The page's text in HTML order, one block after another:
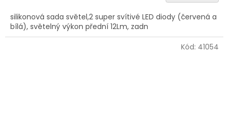
silikonová sada světel,2 super svítivé LED diody (červená a
bílá), světelný výkon přední 12Lm, zadn
Kód: 41054